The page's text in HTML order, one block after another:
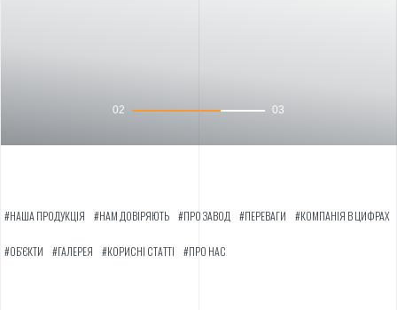
02 03
#НАША ПРОДУКЦІЯ #НАМ ДОВІРЯЮТЬ #ПРО ЗАВОД #ПЕРЕВАГИ #КОМПАНІЯ В ЦИФРАХ
#ОБ'ЄКТИ #ГАЛЕРЕЯ #КОРИСНІ СТАТТІ #ПРО НАС